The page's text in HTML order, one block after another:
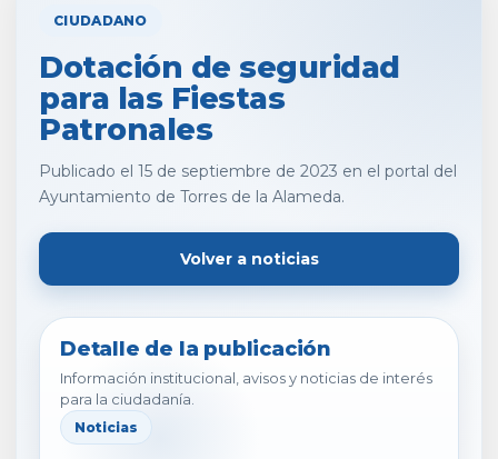
CIUDADANO
Dotación de seguridad
para las Fiestas
Patronales
Publicado el 15 de septiembre de 2023 en el portal del
Ayuntamiento de Torres de la Alameda.
Volver a noticias
Detalle de la publicación
Información institucional, avisos y noticias de interés
para la ciudadanía.
Noticias